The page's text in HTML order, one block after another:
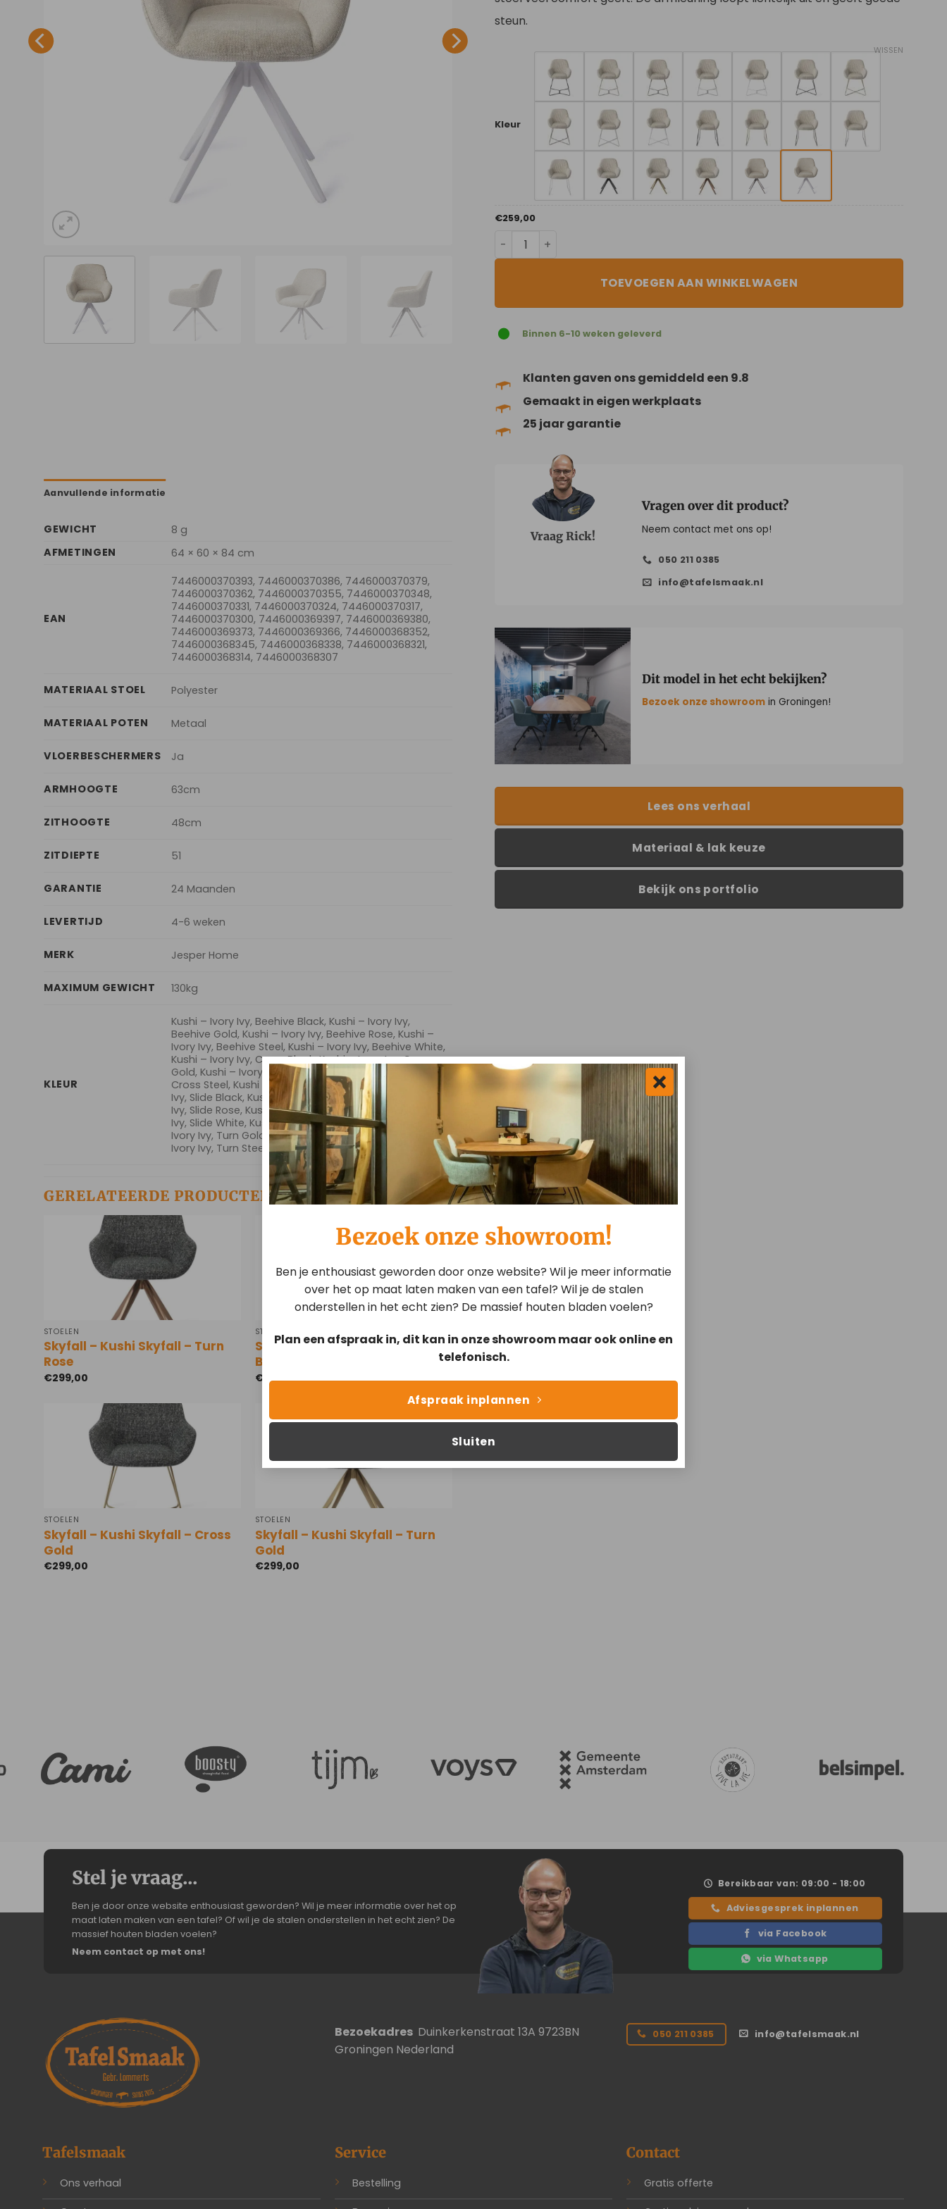
Bezoek onze showroom!
Ben je enthousiast geworden door onze website? Wil je meer informatie
over het op maat laten maken van een tafel? Wil je de stalen
onderstellen in het echt zien? De massief houten bladen voelen?
Plan een afspraak in, dit kan in onze showroom maar ook online en
telefonisch.
Afspraak inplannen
Sluiten
steun.
Kleur
WISSEN
€259,00
Ivory Ivy aantal
TOEVOEGEN AAN WINKELWAGEN
Binnen 6-10 weken geleverd
Klanten gaven ons gemiddeld een 9.8
Gemaakt in eigen werkplaats
25 jaar garantie
Aanvullende informatie
GEWICHT
8 g
AFMETINGEN
64 × 60 × 84 cm
EAN
7446000370393, 7446000370386, 7446000370379,
7446000370362, 7446000370355, 7446000370348,
7446000370331, 7446000370324, 7446000370317,
7446000370300, 7446000369397, 7446000369380,
7446000369373, 7446000369366, 7446000368352,
7446000368345, 7446000368338, 7446000368321,
7446000368314, 7446000368307
MATERIAAL STOEL Polyester
MATERIAAL POTEN Metaal
VLOERBESCHERMERS Ja
ARMHOOGTE 63cm
ZITHOOGTE 48cm
ZITDIEPTE 51
GARANTIE 24 Maanden
LEVERTIJD 4-6 weken
MERK Jesper Home
MAXIMUM GEWICHT 130kg
KLEUR
Kushi – Ivory Ivy, Beehive Black, Kushi – Ivory Ivy,
Beehive Gold, Kushi – Ivory Ivy, Beehive Rose, Kushi –
Ivory Ivy, Beehive Steel, Kushi – Ivory Ivy, Beehive White,
Kushi – Ivory Ivy, Cross Black, Kushi – Ivory Ivy, Cross
Gold, Kushi – Ivory Ivy, Cross Rose, Kushi – Ivory Ivy,
Cross Steel, Kushi – Ivory Ivy, Cross White, Kushi – Ivory
Ivy, Slide Black, Kushi – Ivory Ivy, Slide Gold, Kushi – Ivory
Ivy, Slide Rose, Kushi – Ivory Ivy, Slide Steel, Kushi – Ivory
Ivy, Slide White, Kushi – Ivory Ivy, Turn Black, Kushi –
Ivory Ivy, Turn Gold, Kushi – Ivory Ivy, Turn Rose, Kushi –
Ivory Ivy, Turn Steel, Kushi – Ivory Ivy, Turn White
GERELATEERDE PRODUCTEN
STOELEN
Skyfall – Kushi Skyfall – Turn
Rose
€299,00
STOELEN
Skyfall – Kushi Skyfall – Slide
Black
€ 259,00
STOELEN
Skyfall – Kushi Skyfall – Cross
Gold
€299,00
STOELEN
Skyfall – Kushi Skyfall – Turn
Gold
€299,00
Vraag Rick!
Vragen over dit product?
Neem contact met ons op!
050 211 0385
info@tafelsmaak.nl
Dit model in het echt bekijken?
Bezoek onze showroom in Groningen!
Lees ons verhaal
Materiaal & lak keuze
Bekijk ons portfolio
Stel je vraag...
Ben je door onze website enthousiast geworden? Wil je meer informatie over het op
maat laten maken van een tafel? Of wil je de stalen onderstellen in het echt zien? De
massief houten bladen voelen?
Neem contact op met ons!
Bereikbaar van: 09:00 - 18:00
Adviesgesprek inplannen
via Facebook
via Whatsapp
Bezoekadres Duinkerkenstraat 13A 9723BN
Groningen Nederland
050 211 0385 info@tafelsmaak.nl
Tafelsmaak
Ons verhaal
Service
Bestelling
Contact
Gratis offerte